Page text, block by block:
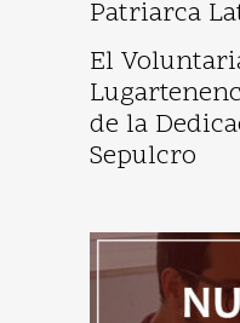
Patriarca
El
de la
Sepulcro